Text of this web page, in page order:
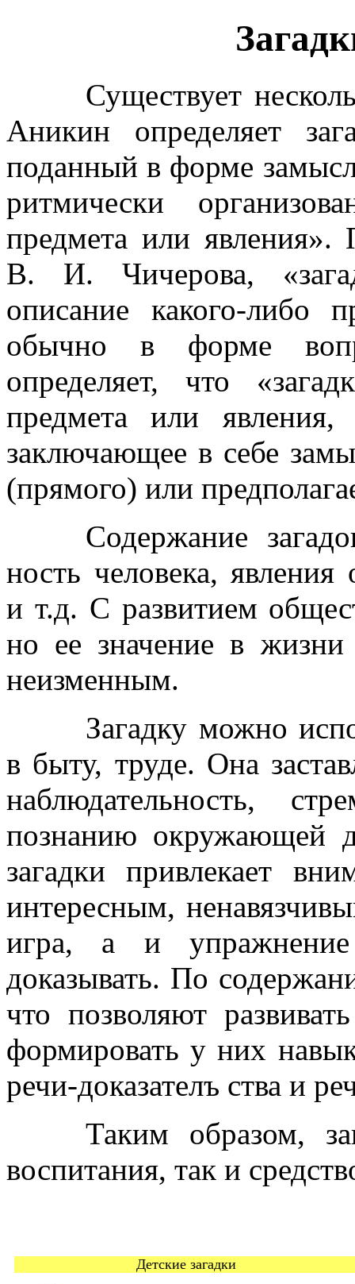
Существует
Аникин определяет
поданный в форме
ритмически
предмета или явления».
В. И. Чичерова,
описание какого-либо
обычно в форме
определяет, что
предмета или
заключающее в себе
(прямого) или
Содержание
ность человека,
и т.д. С развитием
но ее значение в жизни
неизменным.
Загадку можно
в быту, труде. Она
наблюдательность,
познанию окружающей
загадки привлекает
интересным,
игра, а и
доказывать. По
что позволяют
формировать у них
речи-доказателъ ства и
Таким образом,
воспитания, так и
Детские загадки